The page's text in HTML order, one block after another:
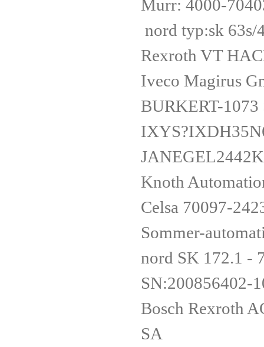
Murr: 4000-
nord typ:sk 63s/
Rexroth VT
Iveco Magirus
BURKERT-
Knoth
Celsa 70097-
Sommer-
nord SK 172.1 -
SN:200856402-
Bosch Rexroth
SA